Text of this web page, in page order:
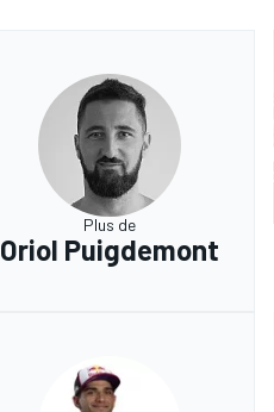
Plus de
Oriol Puigdemont